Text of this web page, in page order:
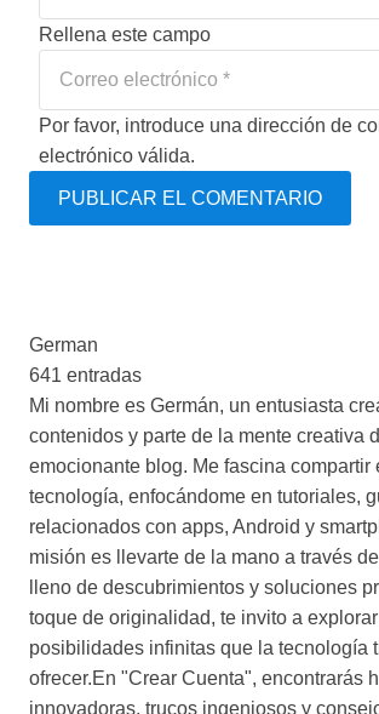
Rellena este campo
Por favor, introduce una dirección de
electrónico válida.
PUBLICAR EL COMENTARIO
German
641 entradas
Mi nombre es Germán, un entusiasta
contenidos y parte de la mente creativa
emocionante blog. Me fascina compartir
tecnología, enfocándome en tutoriales,
relacionados con apps, Android y
misión es llevarte de la mano a través
lleno de descubrimientos y soluciones
toque de originalidad, te invito a
posibilidades infinitas que la tecnología
ofrecer.En "Crear Cuenta", encontrarás
innovadoras, trucos ingeniosos y